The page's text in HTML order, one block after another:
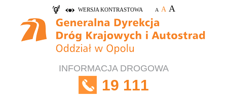
WERSJA KONTRASTOWA A A A
INFORMACJA DROGOWA
19 111